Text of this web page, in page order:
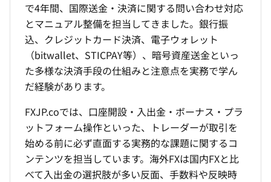
で4年間、国際送金・決済に関する問い合わせ対応
とマニュアル整備を担当してきました。銀行振
込、クレジットカード決済、電子ウォレット
（bitwallet、STICPAY等）、暗号資産送金といっ
た多様な決済手段の仕組みと注意点を実務で学ん
だ経験があります。
FXJP.coでは、口座開設・入出金・ボーナス・プラ
ットフォーム操作といった、トレーダーが取引を
始める前に必ず直面する実務的な課題に関するコ
ンテンツを担当しています。海外FXは国内FXと比
べて入出金の選択肢が多い反面、手数料や反映時